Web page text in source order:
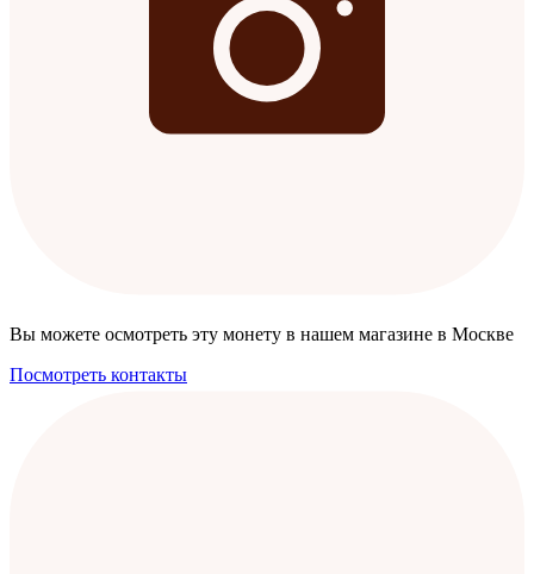
Вы можете осмотреть эту монету в нашем магазине в Москве
Посмотреть контакты